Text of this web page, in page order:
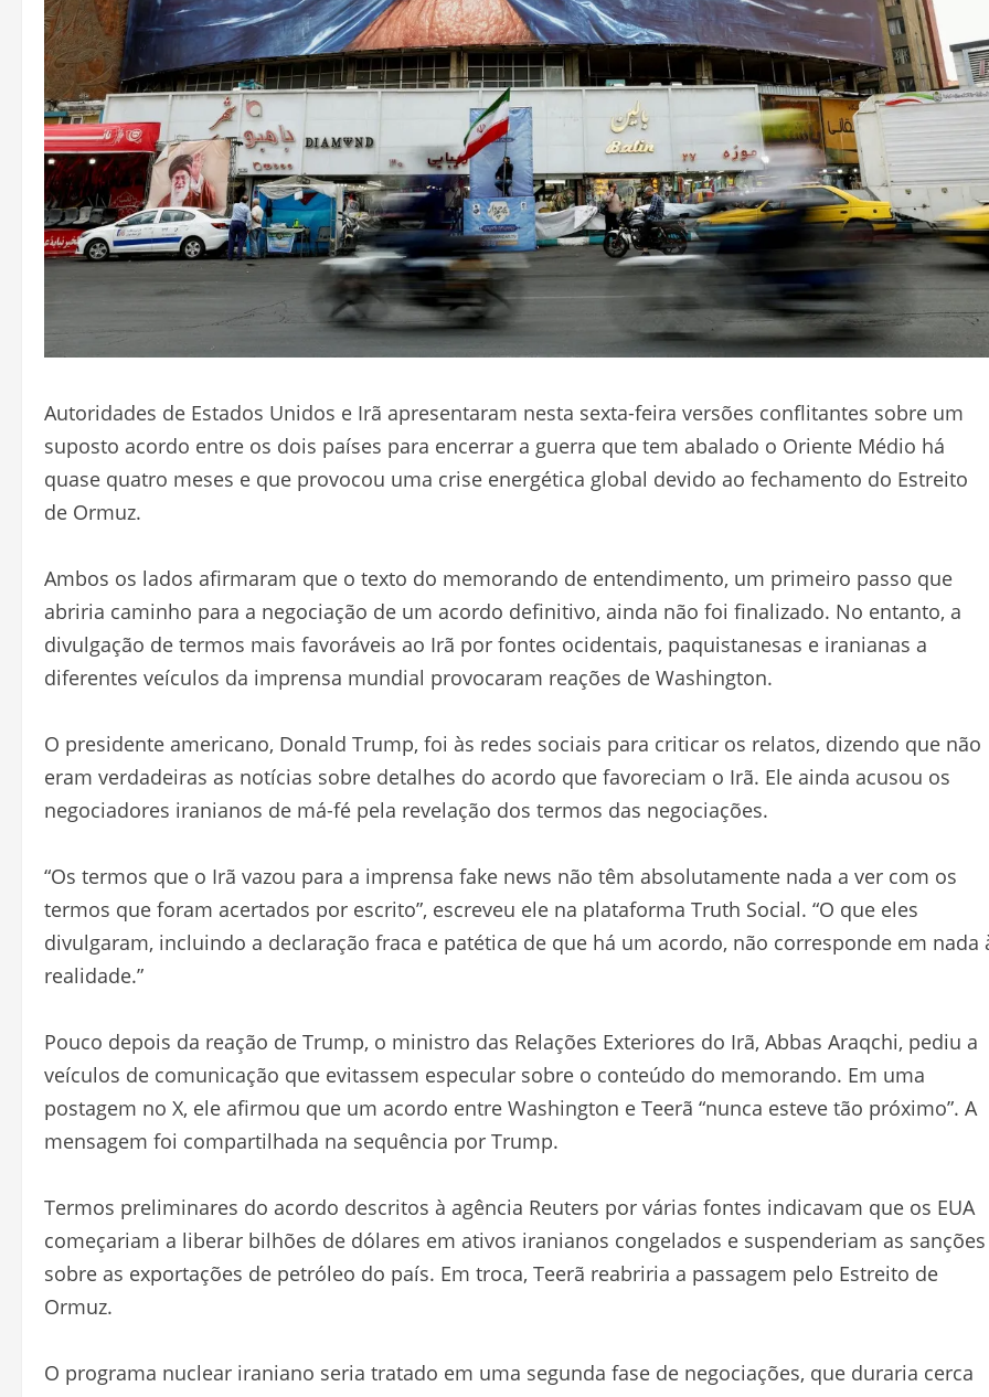
Autoridades de Estados Unidos e Irã apresentaram nesta sexta-feira versões conflitantes sobre um
suposto acordo entre os dois países para encerrar a guerra que tem abalado o Oriente Médio há
quase quatro meses e que provocou uma crise energética global devido ao fechamento do Estreito
de Ormuz.
Ambos os lados afirmaram que o texto do memorando de entendimento, um primeiro passo que
abriria caminho para a negociação de um acordo definitivo, ainda não foi finalizado. No entanto, a
divulgação de termos mais favoráveis ao Irã por fontes ocidentais, paquistanesas e iranianas a
diferentes veículos da imprensa mundial provocaram reações de Washington.
O presidente americano, Donald Trump, foi às redes sociais para criticar os relatos, dizendo que não
eram verdadeiras as notícias sobre detalhes do acordo que favoreciam o Irã. Ele ainda acusou os
negociadores iranianos de má-fé pela revelação dos termos das negociações.
“Os termos que o Irã vazou para a imprensa fake news não têm absolutamente nada a ver com os
termos que foram acertados por escrito”, escreveu ele na plataforma Truth Social. “O que eles
divulgaram, incluindo a declaração fraca e patética de que há um acordo, não corresponde em nada
realidade.”
Pouco depois da reação de Trump, o ministro das Relações Exteriores do Irã, Abbas Araqchi, pediu a
veículos de comunicação que evitassem especular sobre o conteúdo do memorando. Em uma
postagem no X, ele afirmou que um acordo entre Washington e Teerã “nunca esteve tão próximo”. A
mensagem foi compartilhada na sequência por Trump.
Termos preliminares do acordo descritos à agência Reuters por várias fontes indicavam que os EUA
começariam a liberar bilhões de dólares em ativos iranianos congelados e suspenderiam as sanções
sobre as exportações de petróleo do país. Em troca, Teerã reabriria a passagem pelo Estreito de
Ormuz.
O programa nuclear iraniano seria tratado em uma segunda fase de negociações, que duraria cerca